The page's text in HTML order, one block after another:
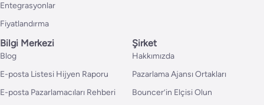
Entegrasyonlar
Fiyatlandırma
Bilgi Merkezi
Blog
E-posta Listesi Hijyen Raporu
E-posta Pazarlamacıları Rehberi
Şirket
Hakkımızda
Pazarlama Ajansı Ortakları
Bouncer’in Elçisi Olun